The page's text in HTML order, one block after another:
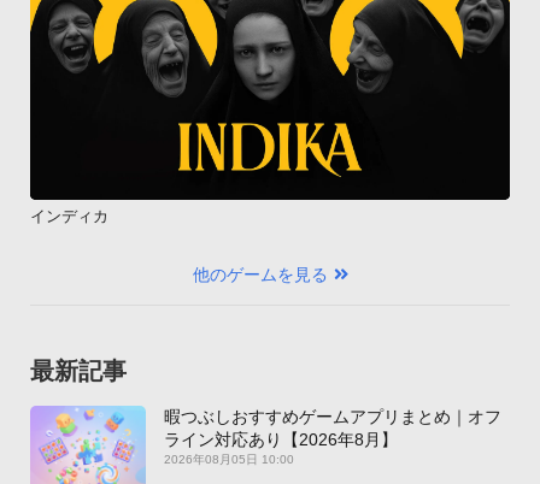
インディカ
他のゲームを見る
最新記事
暇つぶしおすすめゲームアプリまとめ｜オフ
ライン対応あり【2026年8月】
2026年08月05日 10:00